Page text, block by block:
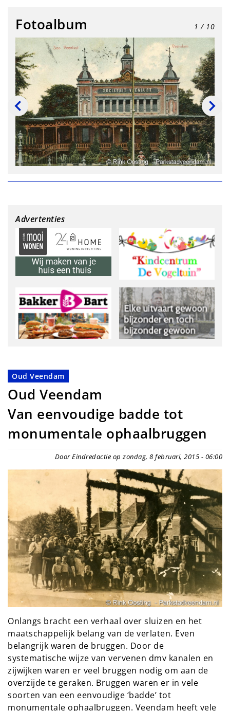
Fotoalbum 1 / 10
Advertenties
Oud Veendam
Oud Veendam
Van eenvoudige badde tot
monumentale ophaalbruggen
Door Eindredactie op zondag, 8 februari, 2015 - 06:00
Onlangs bracht een verhaal over sluizen en het
maatschappelijk belang van de verlaten. Even
belangrijk waren de bruggen. Door de
systematische wijze van vervenen dmv kanalen en
zijwijken waren er veel bruggen nodig om aan de
overzijde te geraken. Bruggen waren er in vele
soorten van een eenvoudige ‘badde’ tot
monumentale ophaalbruggen. Veendam heeft vele